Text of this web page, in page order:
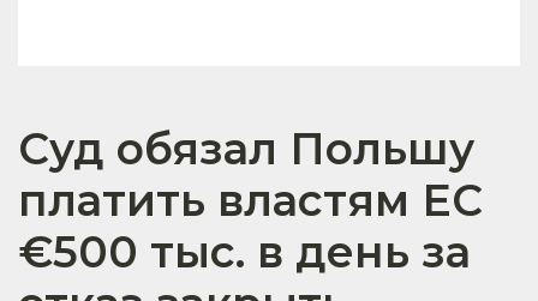
Суд обязал Польшу
платить властям ЕС
€500 тыс. в день за